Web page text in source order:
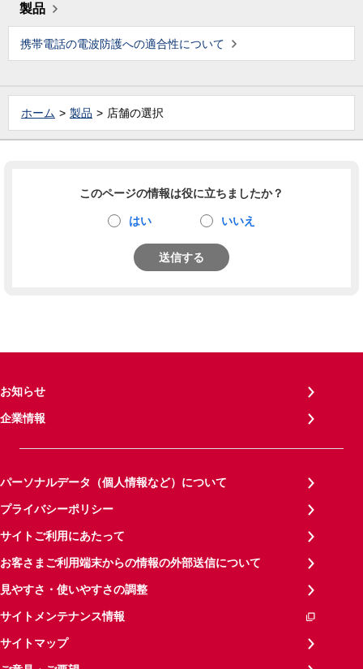
製品
携帯電話の電波防護への適合性について
ホーム 製品 店舗の選択
このページの情報は役に立ちましたか？
はい いいえ
送信する
お知らせ
企業情報
パーソナルデータ（個人情報など）について
プライバシーポリシー
サイトご利用にあたって
お客さまご利用端末からの情報の外部送信について
見やすさ・使いやすさの調整
サイトメンテナンス情報
サイトマップ